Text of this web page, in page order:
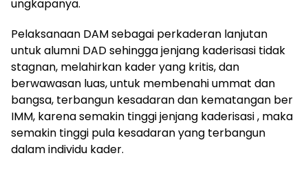
ungkapanya.
Pelaksanaan DAM sebagai perkaderan lanjutan
untuk alumni DAD sehingga jenjang kaderisasi tidak
stagnan, melahirkan kader yang kritis, dan
berwawasan luas, untuk membenahi ummat dan
bangsa, terbangun kesadaran dan kematangan ber
IMM, karena semakin tinggi jenjang kaderisasi , maka
semakin tinggi pula kesadaran yang terbangun
dalam individu kader.